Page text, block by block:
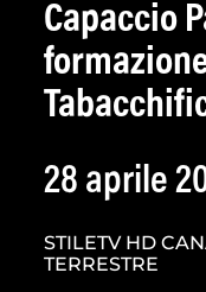
Capaccio
28 aprile
STILETV HD
TERRESTRE